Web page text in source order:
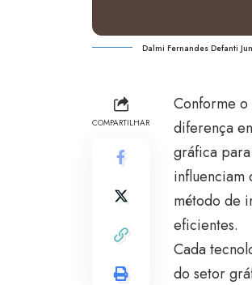
Dalmi Fernandes Defanti
COMPARTILHAR
Conforme
diferença
gráfica
influenciam
método de
eficientes.
Cada
do setor